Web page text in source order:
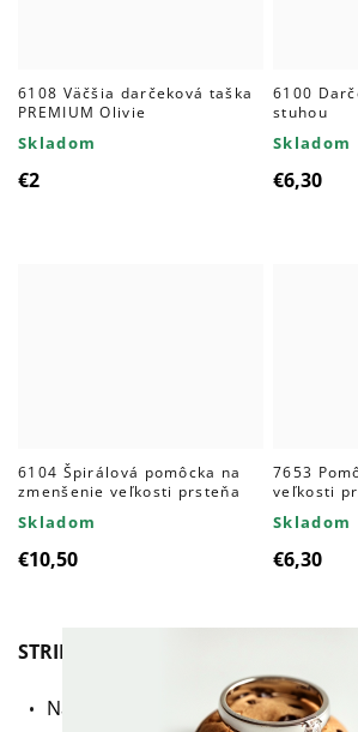
6108 Väčšia darčeková taška
PREMIUM Olivie
Skladom
€2
6100
stuhou
Skladom
€6,30
6104 Špirálová pomôcka na
zmenšenie veľkosti prsteňa
Skladom
€10,50
7653
veľkosti
Skladom
€6,30
STRIEBORNÝ PRSTEŇ SO SRDIEČKOM
Nádherný prsteň z rhodiovaného